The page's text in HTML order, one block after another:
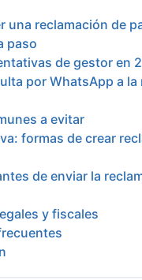
una reclamación de
paso
de gestor en
por WhatsApp a la
a evitar
formas de crear
de enviar la
y fiscales